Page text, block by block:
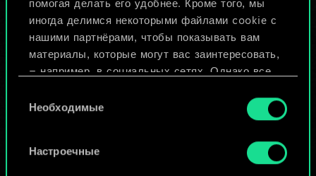
помогая делать его удобнее. Кроме того, мы
иногда делимся некоторыми файлами cookie с
нашими партнёрами, чтобы показывать вам
материалы, которые могут вас заинтересовать,
— например, в социальных сетях. Однако все
разрешения.
Найти подробную информацию о том, как мы
используем ваши файлы cookie, и изменить
согласия
Необходимые
Настроечные
Изменить колоду
ИЛИ